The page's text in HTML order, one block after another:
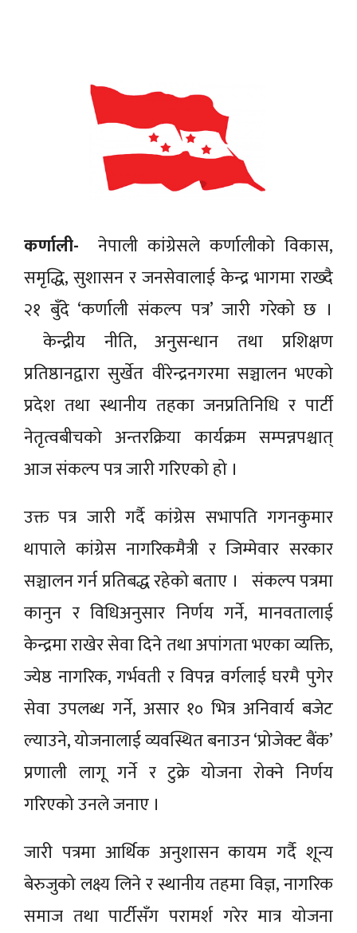
कर्णाली- नेपाली कांग्रेसले कर्णालीको विकास,
समृद्धि, सुशासन र जनसेवालाई केन्द्र भागमा राख्दै
२१ बुँदे ‘कर्णाली संकल्प पत्र’ जारी गरेको छ ।
केन्द्रीय नीति, अनुसन्धान तथा प्रशिक्षण
प्रतिष्ठानद्वारा सुर्खेत वीरेन्द्रनगरमा सञ्चालन भएको
प्रदेश तथा स्थानीय तहका जनप्रतिनिधि र पार्टी
नेतृत्वबीचको अन्तरक्रिया कार्यक्रम सम्पन्नपश्चात्
आज संकल्प पत्र जारी गरिएको हो ।
उक्त पत्र जारी गर्दै कांग्रेस सभापति गगनकुमार
थापाले कांग्रेस नागरिकमैत्री र जिम्मेवार सरकार
सञ्चालन गर्न प्रतिबद्ध रहेको बताए । संकल्प पत्रमा
कानुन र विधिअनुसार निर्णय गर्ने, मानवतालाई
केन्द्रमा राखेर सेवा दिने तथा अपांगता भएका व्यक्ति,
ज्येष्ठ नागरिक, गर्भवती र विपन्न वर्गलाई घरमै पुगेर
सेवा उपलब्ध गर्ने, असार १० भित्र अनिवार्य बजेट
ल्याउने, योजनालाई व्यवस्थित बनाउन ‘प्रोजेक्ट बैंक’
प्रणाली लागू गर्ने र टुक्रे योजना रोक्ने निर्णय
गरिएको उनले जनाए ।
जारी पत्रमा आर्थिक अनुशासन कायम गर्दै शून्य
बेरुजुको लक्ष्य लिने र स्थानीय तहमा विज्ञ, नागरिक
समाज तथा पार्टीसँग परामर्श गरेर मात्र योजना